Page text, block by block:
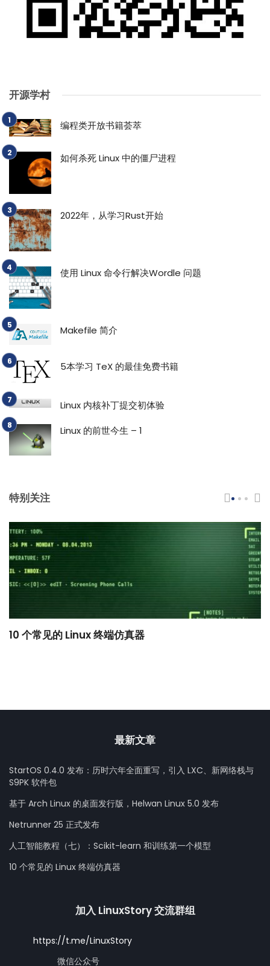
开源学村
编程类开放书籍荟萃
如何杀死 Linux 中的僵尸进程
2022年，从学习Rust开始
使用 Linux 命令行解决Wordle 问题
Makefile 简介
5本学习 TeX 的最佳免费书籍
Linux 内核补丁提交初体验
Linux 的前世今生 – 1
特别关注
10 个常见的 Linux 终端仿真器
最新文章
StartOS 0.4.0 发布：历时六年全面重写，引入 LXC、新网络栈与
S9PK 软件包
基于 Arch Linux 的桌面发行版，Helwan Linux 5.0 发布
Netrunner 25 正式发布
人工智能教程（七）：Scikit-learn 和训练第一个模型
10 个常见的 Linux 终端仿真器
加入 LinuxStory 交流群组
https://t.me/LinuxStory
微信公众号